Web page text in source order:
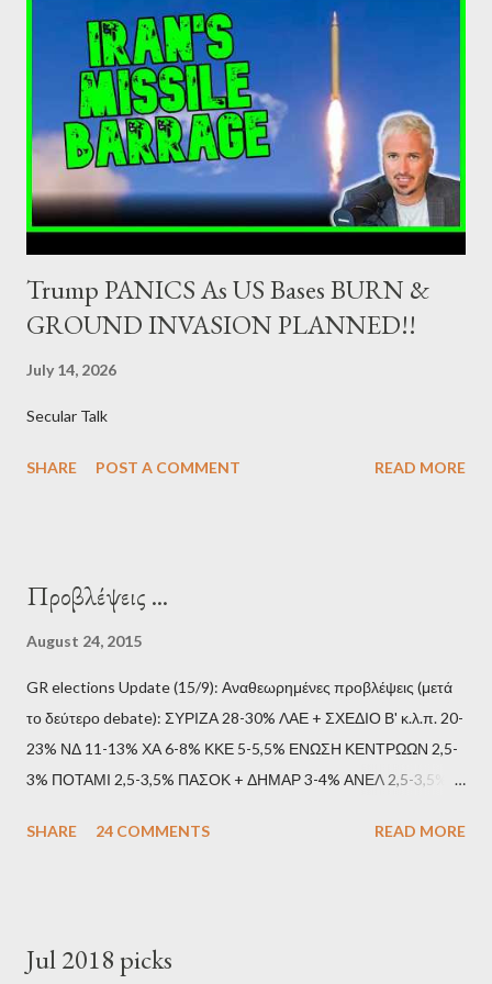
Minister of Finance and the Governor of the Bank of Greece
(hereinafter “the Competent Authorities”), imposes an
adequate supervisory/investor protection regime . Primary
Dealers are selected in order to provide specialised services in
the government securities market, i.e., to participate in the
syndications and auctions of Greek government securities in
the primary mark...
Trump PANICS As US Bases BURN &
GROUND INVASION PLANNED!!
July 14, 2026
Secular Talk
SHARE POST A COMMENT READ MORE
Προβλέψεις ...
August 24, 2015
GR elections Update (15/9): Αναθεωρημένες προβλέψεις (μετά
το δεύτερο debate): ΣΥΡΙΖΑ 28-30% ΛΑΕ + ΣΧΕΔΙΟ Β' κ.λ.π. 20-
23% ΝΔ 11-13% ΧΑ 6-8% ΚΚΕ 5-5,5% ΕΝΩΣΗ ΚΕΝΤΡΩΩΝ 2,5-
3% ΠΟΤΑΜΙ 2,5-3,5% ΠΑΣΟΚ + ΔΗΜΑΡ 3-4% ΑΝΕΛ 2,5-3,5%
debate): ΣΥΡΙΖΑ 25-28% ΛΑΕ + ΣΧΕΔΙΟ Β' κ.λ.π. 20-23% ΝΔ
ΛΑΕ + ΣΧΕΔΙΟ Β' κ.λ.π. 20-23% ΝΔ 12-15% ΧΑ 6-8% ΚΚΕ 5-
SHARE 24 COMMENTS READ MORE
Jul 2018 picks